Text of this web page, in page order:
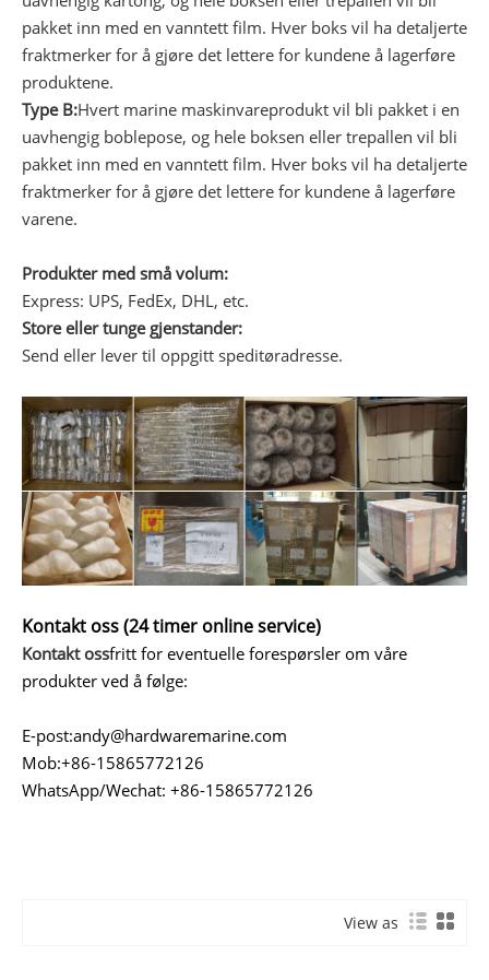
pakket inn med en vanntett film. Hver boks vil ha detaljerte
fraktmerker for å gjøre det lettere for kundene å lagerføre
produktene.
Type B:Hvert marine maskinvareprodukt vil bli pakket i en
uavhengig boblepose, og hele boksen eller trepallen vil bli
pakket inn med en vanntett film. Hver boks vil ha detaljerte
fraktmerker for å gjøre det lettere for kundene å lagerføre
varene.
Produkter med små volum:
Express: UPS, FedEx, DHL, etc.
Store eller tunge gjenstander:
Send eller lever til oppgitt speditøradresse.
Kontakt oss (24 timer online service)
Kontakt ossfritt for eventuelle forespørsler om våre
produkter ved å følge:
E-post:andy@hardwaremarine.com
Mob:+86-15865772126
WhatsApp/Wechat: +86-15865772126
View as